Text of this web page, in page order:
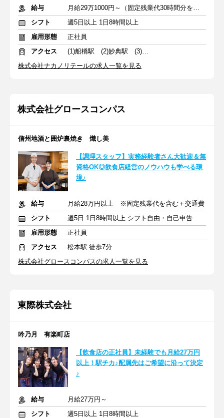
給与
月給29万1000円～（固定残業代30時間分を含む）
シフト
週5日以上 1日8時間以上
雇用形態
正社員
アクセス
(1)船橋駅 (2)妙典駅 (3)稲毛海岸駅
株式会社ナカノリテールの求人一覧を見る
株式会社グロースコンパス
信州地酒と囲炉裏焼き 熾し美
【調理スタッフ】実務経験者さん大歓迎＆無
資格OK◎飲食店経営のノウハウも学べる環
境♪
給与
月給28万円以上 ※固定残業代を含む＋交通費
シフト
週5日 1日8時間以上 シフト自由・自己申告
雇用形態
正社員
アクセス
松本駅 徒歩7分
株式会社グロースコンパスの求人一覧を見る
東際株式会社
吟乃月 有楽町店
【飲食店の正社員】未経験でも月給27万円
以上！駅チカ♪配属先はご希望に沿って決定
♪
給与
月給27万円～
シフト
週5日以上 1日8時間以上